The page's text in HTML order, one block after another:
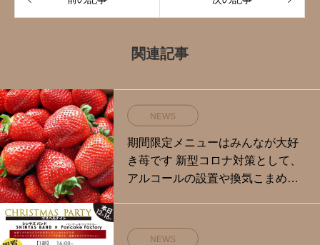
関連記事
NEWS
期間限定メニューはみんなが大好
き苺です️ 新型コロナ対策として、
アルコールの設置や換気こまめな
NEWS